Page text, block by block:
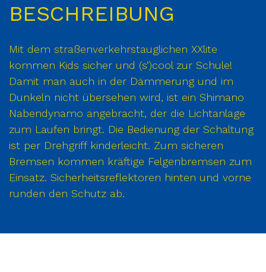
BESCHREIBUNG
Mit dem straßenverkehrstauglichen XXlite
kommen Kids sicher und (s‘)cool zur Schule!
Damit man auch in der Dämmerung und im
Dunkeln nicht übersehen wird, ist ein Shimano
Nabendynamo angebracht, der die Lichtanlage
zum Laufen bringt. Die Bedienung der Schaltung
ist per Drehgriff kinderleicht. Zum sicheren
Bremsen kommen kräftige Felgenbremsen zum
Einsatz. Sicherheitsreflektoren hinten und vorne
runden den Schutz ab.